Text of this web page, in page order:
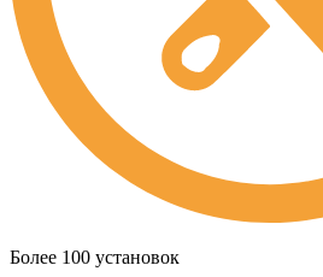
Более 100 установок